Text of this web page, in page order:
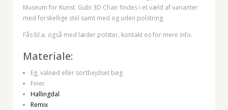
Museum for Kunst. Gubi 3D Chair findes i et væld af varianter
med forskellige stel samt med og uden polstring.
Fås bl.a. også med læder polster, kontakt os for mere info.
Materiale:
Eg, valnød eller sortbejdset bøg
Finer
Hallingdal
Remix